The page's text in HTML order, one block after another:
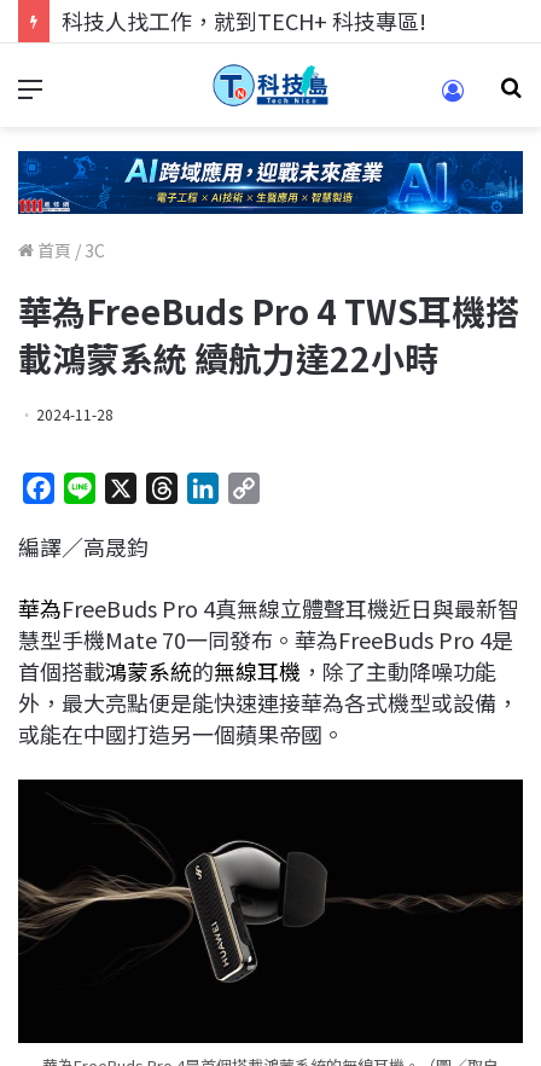
科技人找工作，就到TECH+ 科技專區!
首頁 / 3C
華為FreeBuds Pro 4 TWS耳機搭
載鴻蒙系統 續航力達22小時
2024-11-28
c
b
o
o
k
n
a
d
s
e
d
I
n
L
i
n
k
編譯／高晟鈞
華為FreeBuds Pro 4真無線立體聲耳機近日與最新智
慧型手機Mate 70一同發布。華為FreeBuds Pro 4是
首個搭載鴻蒙系統的無線耳機 ，除了主動降噪功能
外，最大亮點便是能快速連接華為各式機型或設備，
或能在中國打造另一個蘋果帝國。